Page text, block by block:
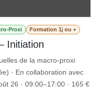
Proxi Formation 1j ou +
Initiation
de la macro-proxi
· En collaboration avec
26 · 09:00–17:00 · 165 €